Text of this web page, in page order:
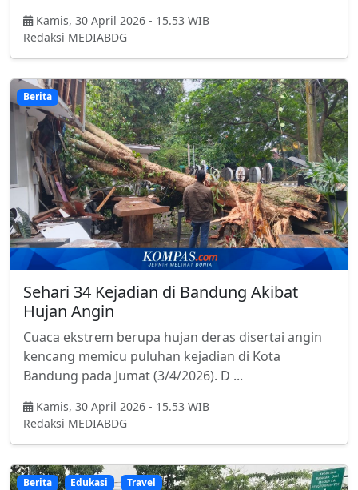
Kamis, 30 April 2026 - 15.53 WIB
Redaksi MEDIABDG
Berita
Sehari 34 Kejadian di Bandung Akibat
Hujan Angin
Cuaca ekstrem berupa hujan deras disertai angin
kencang memicu puluhan kejadian di Kota
Bandung pada Jumat (3/4/2026). D ...
Kamis, 30 April 2026 - 15.53 WIB
Redaksi MEDIABDG
Berita Edukasi Travel